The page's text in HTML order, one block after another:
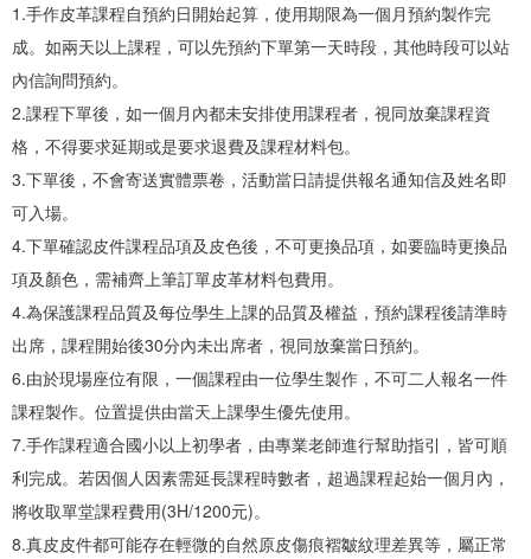
2.課程優惠報名課程者，報名後若需修改日期一周前提出可以往後延
乙次，如未在期限內提出，日後延後上課，將回復原價計算並補足優
惠差價。
3.為保持皮革課程之皮料品質，報名完成後才會準備材料包，為訂製
商品，以不適用消費者保護法第十九條七日猶豫期間規定，付款後即
排入製程，不接受中途解約喔!
【課程預約說明】
·下單後請訊息告知東千里革製間以下資訊：
/姓名：
/連絡電話：
/皮革顏色：
/預約日期：
/預約時段：早上時段 9：30-12:30；下午時段 13：00-17：00。
1.手作皮革課程自預約日開始起算，使用期限為一個月預約製作完
成。如兩天以上課程，可以先預約下單第一天時段，其他時段可以站
內信詢問預約。
2.課程下單後，如一個月內都未安排使用課程者，視同放棄課程資
格，不得要求延期或是要求退費及課程材料包。
3.下單後，不會寄送實體票卷，活動當日請提供報名通知信及姓名即
可入場。
4.下單確認皮件課程品項及皮色後，不可更換品項，如要臨時更換品
項及顏色，需補齊上筆訂單皮革材料包費用。
4.為保護課程品質及每位學生上課的品質及權益，預約課程後請準時
出席，課程開始後30分內未出席者，視同放棄當日預約。
6.由於現場座位有限，一個課程由一位學生製作，不可二人報名一件
課程製作。位置提供由當天上課學生優先使用。
7.手作課程適合國小以上初學者，由專業老師進行幫助指引，皆可順
利完成。若因個人因素需延長課程時數者，超過課程起始一個月內，
將收取單堂課程費用(3H/1200元)。
8.真皮皮件都可能存在輕微的自然原皮傷痕褶皺紋理差異等，屬正常